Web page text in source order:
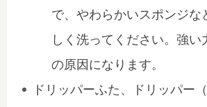
で、やわらかいスポンジな
しく洗ってください。強い
の原因になります。
ドリッパーふた、ドリッパー